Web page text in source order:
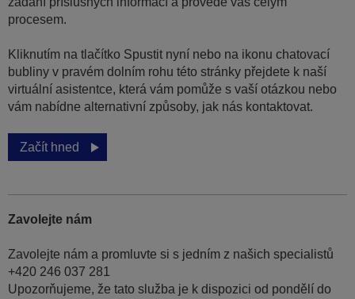
procesem.
Kliknutím na tlačítko Spustit nyní nebo na ikonu chatovací
bubliny v pravém dolním rohu této stránky přejdete k naší
virtuální asistentce, která vám pomůže s vaší otázkou nebo
vám nabídne alternativní způsoby, jak nás kontaktovat.
Začít hned
Zavolejte nám
Zavolejte nám a promluvte si s jedním z našich specialistů
+420 246 037 281
Upozorňujeme, že tato služba je k dispozici od pondělí do